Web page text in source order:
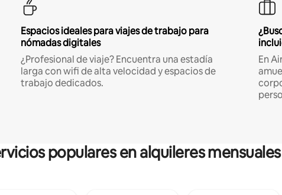
Espacios ideales para viajes de trabajo para
nómadas digitales
¿Profesional de viaje? Encuentra una estadía
larga con wifi de alta velocidad y espacios de
trabajo dedicados.
En
populares en alquileres mensuales